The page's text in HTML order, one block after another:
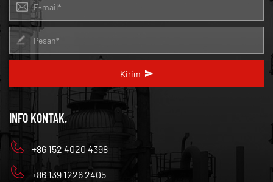
Kirim
INFO KONTAK.
+86 152 4020 4398
+86 139 1226 2405